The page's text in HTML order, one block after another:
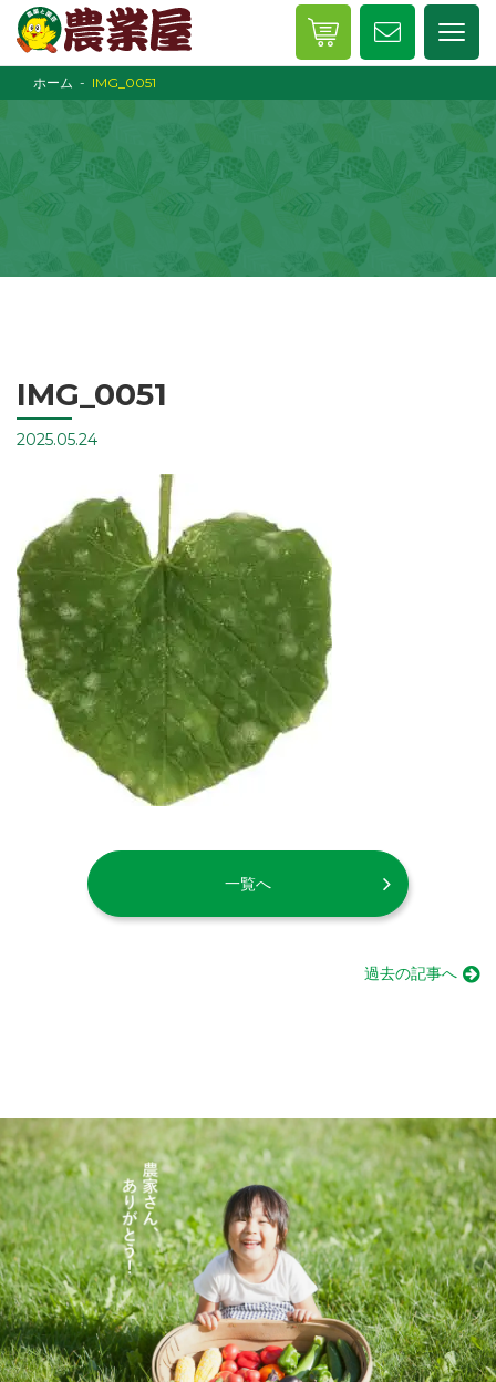
ホーム IMG_0051
IMG_0051
2025.05.24
一覧へ
過去の記事へ